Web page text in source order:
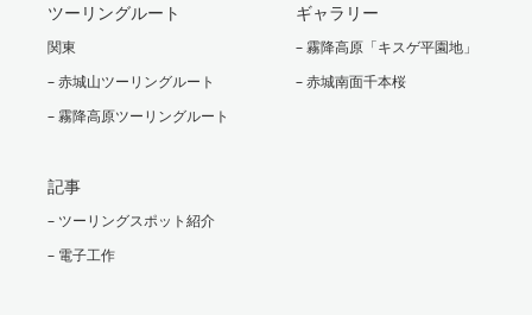
ツーリングルート
関東
– 赤城山ツーリングルート
– 霧降高原ツーリングルート
ギャラリー
– 霧降高原「キスゲ平園地」
– 赤城南面千本桜
記事
– ツーリングスポット紹介
– 電子工作